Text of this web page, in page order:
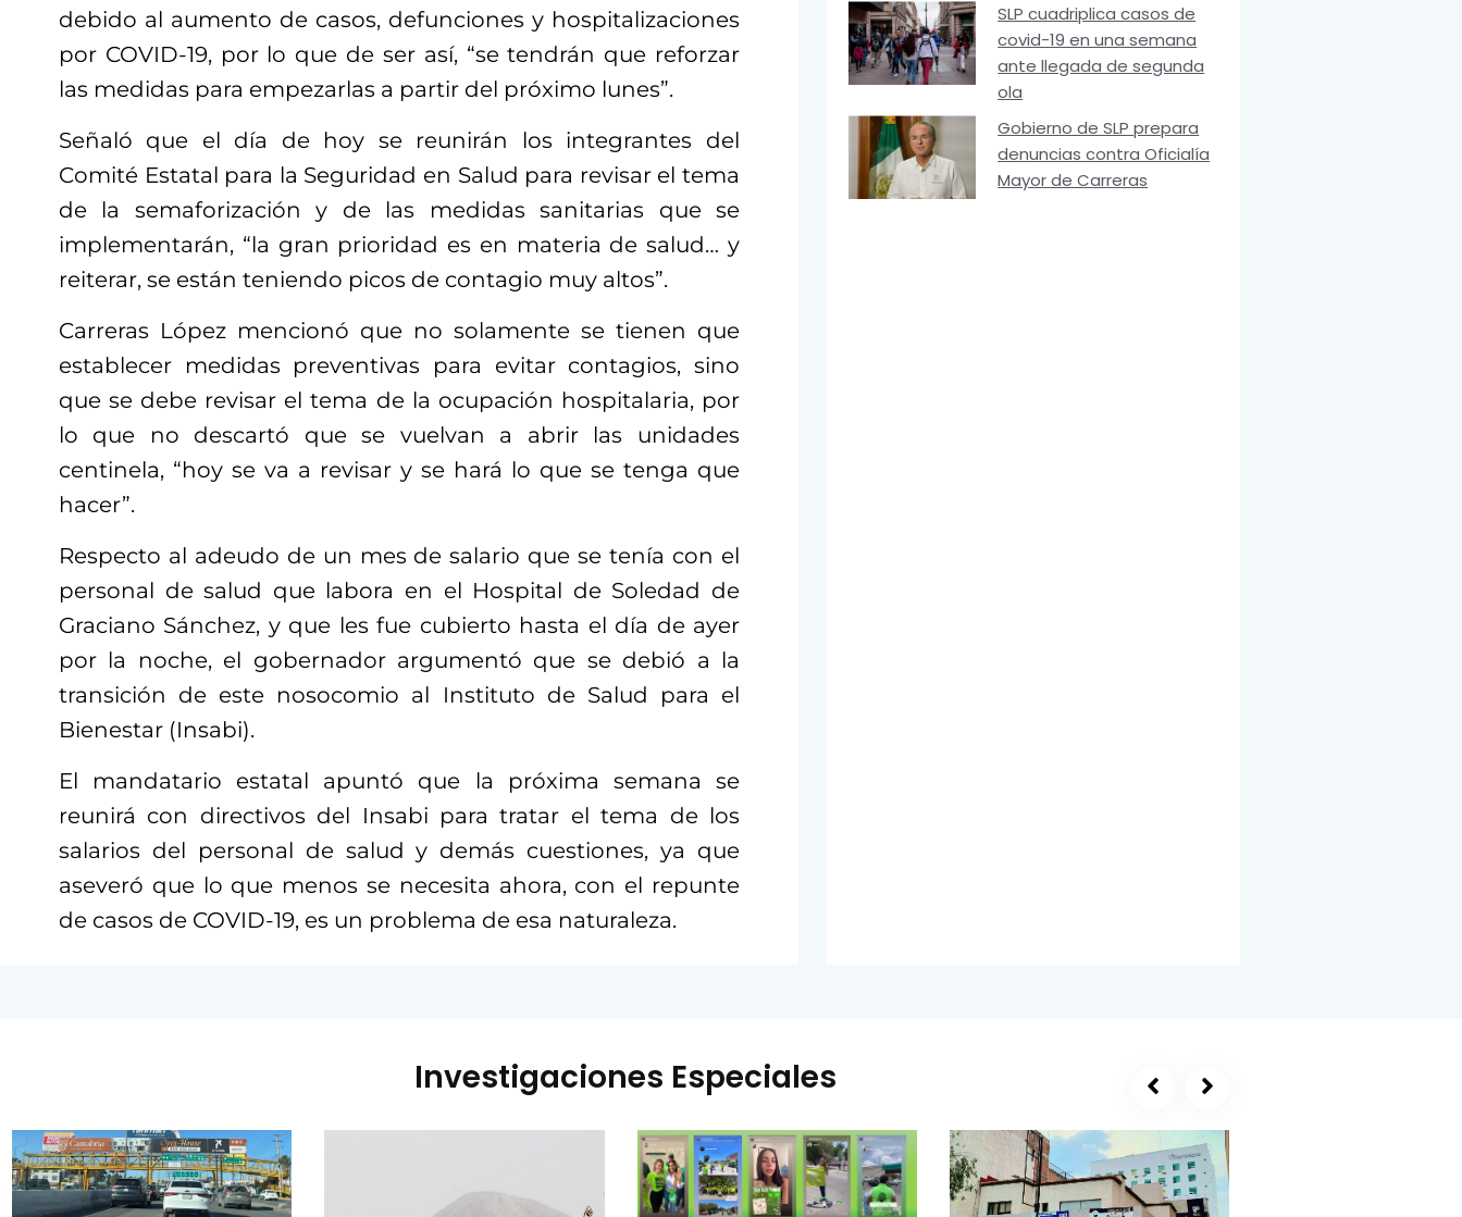
debido al aumento de casos, defunciones y hospitalizaciones
por COVID-19, por lo que de ser así, “se tendrán que reforzar
las medidas para empezarlas a partir del próximo lunes”.
Señaló que el día de hoy se reunirán los integrantes del
Comité Estatal para la Seguridad en Salud para revisar el tema
de la semaforización y de las medidas sanitarias que se
implementarán, “la gran prioridad es en materia de salud… y
reiterar, se están teniendo picos de contagio muy altos”.
Carreras López mencionó que no solamente se tienen que
establecer medidas preventivas para evitar contagios, sino
que se debe revisar el tema de la ocupación hospitalaria, por
lo que no descartó que se vuelvan a abrir las unidades
centinela, “hoy se va a revisar y se hará lo que se tenga que
hacer”.
Respecto al adeudo de un mes de salario que se tenía con el
personal de salud que labora en el Hospital de Soledad de
Graciano Sánchez, y que les fue cubierto hasta el día de ayer
por la noche, el gobernador argumentó que se debió a la
transición de este nosocomio al Instituto de Salud para el
Bienestar (Insabi).
El mandatario estatal apuntó que la próxima semana se
reunirá con directivos del Insabi para tratar el tema de los
salarios del personal de salud y demás cuestiones, ya que
aseveró que lo que menos se necesita ahora, con el repunte
de casos de COVID-19, es un problema de esa naturaleza.
SLP cuadriplica casos de
covid-19 en una semana
ante llegada de segunda
ola
Gobierno de SLP prepara
denuncias contra Oficialía
Mayor de Carreras
Investigaciones Especiales